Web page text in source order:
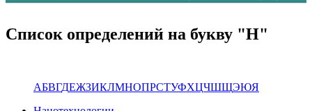
Список определений на букву "Н"
АБВГДЕЖЗИКЛМНОПРСТУФХЦЧШЩЭЮЯ